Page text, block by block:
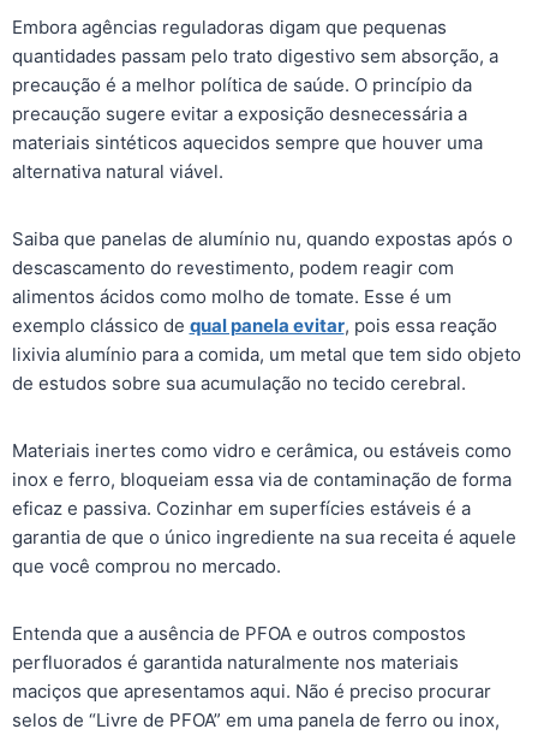
Embora agências reguladoras digam que pequenas
quantidades passam pelo trato digestivo sem absorção, a
precaução é a melhor política de saúde. O princípio da
precaução sugere evitar a exposição desnecessária a
materiais sintéticos aquecidos sempre que houver uma
alternativa natural viável.
Saiba que panelas de alumínio nu, quando expostas após o
descascamento do revestimento, podem reagir com
alimentos ácidos como molho de tomate. Esse é um
exemplo clássico de qual panela evitar, pois essa reação
lixivia alumínio para a comida, um metal que tem sido objeto
de estudos sobre sua acumulação no tecido cerebral.
Materiais inertes como vidro e cerâmica, ou estáveis como
inox e ferro, bloqueiam essa via de contaminação de forma
eficaz e passiva. Cozinhar em superfícies estáveis é a
garantia de que o único ingrediente na sua receita é aquele
que você comprou no mercado.
Entenda que a ausência de PFOA e outros compostos
perfluorados é garantida naturalmente nos materiais
maciços que apresentamos aqui. Não é preciso procurar
selos de “Livre de PFOA” em uma panela de ferro ou inox,